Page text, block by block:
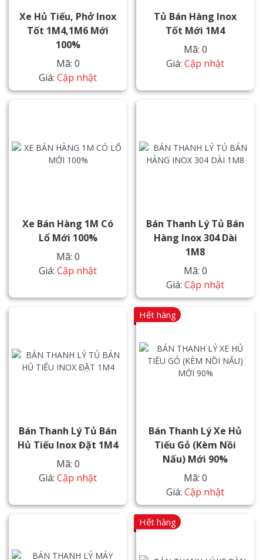
Xe Hủ Tiếu, Phở Inox
Tốt 1M4,1M6 Mới
100%
Mã: 0
Giá: Cập nhật
Tủ Bán Hàng Inox
Tốt Mới 1M4
Mã: 0
Giá: Cập nhật
Xe Bán Hàng 1M Có
Lổ Mới 100%
Mã: 0
Giá: Cập nhật
Bán Thanh Lý Tủ Bán
Hàng Inox 304 Dài
1M8
Mã: 0
Giá: Cập nhật
Bán Thanh Lý Tủ Bán
Hủ Tiếu Inox Đặt 1M4
Mã: 0
Giá: Cập nhật
Bán Thanh Lý Xe Hủ
Tiếu Gỏ (Kèm Nồi
Nấu) Mới 90%
Mã: 0
Giá: Cập nhật
Hết hàng
Hết hàng